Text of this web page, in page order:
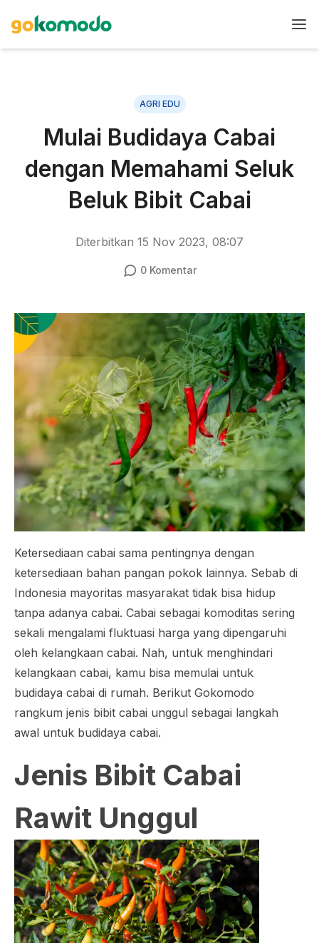
AGRI EDU
Mulai Budidaya Cabai
dengan Memahami Seluk
Beluk Bibit Cabai
Diterbitkan 15 Nov 2023, 08:07
0Komentar
Ketersediaan cabai sama pentingnya dengan
ketersediaan bahan pangan pokok lainnya. Sebab di
Indonesia mayoritas masyarakat tidak bisa hidup
tanpa adanya cabai. Cabai sebagai komoditas sering
sekali mengalami fluktuasi harga yang dipengaruhi
oleh kelangkaan cabai. Nah, untuk menghindari
kelangkaan cabai, kamu bisa memulai untuk
budidaya cabai di rumah. Berikut Gokomodo
rangkum jenis bibit cabai unggul sebagai langkah
awal untuk budidaya cabai.
Jenis Bibit Cabai
Rawit Unggul